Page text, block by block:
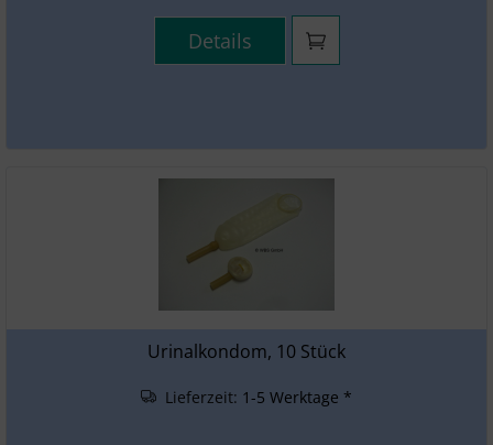
Details
Urinalkondom, 10 Stück
Lieferzeit: 1-5 Werktage *